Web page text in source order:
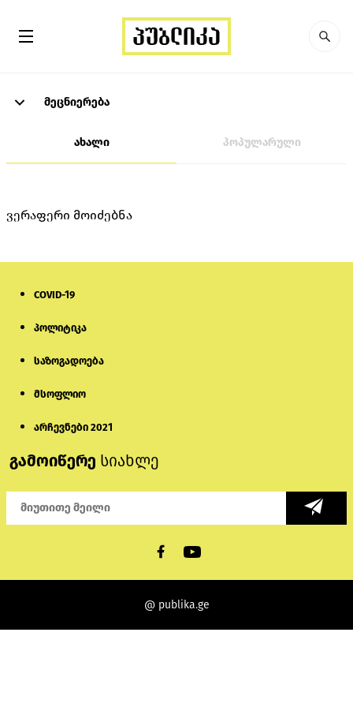
მეცნიერება
ახალი პოპულარული
ვერაფერი მოიძებნა
COVID-19
პოლიტიკა
საზოგადოება
მსოფლიო
არჩევნები 2021
გამოიწერე სიახლე
@ publika.ge